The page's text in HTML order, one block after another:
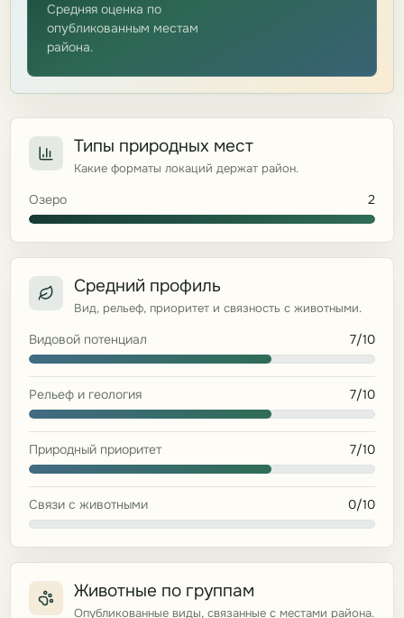
Средняя оценка по
опубликованным местам
района.
Типы природных мест
Какие форматы локаций держат район.
Озеро 2
Средний профиль
Вид, рельеф, приоритет и связность с животными.
Видовой потенциал 7/10
Рельеф и геология 7/10
Природный приоритет 7/10
Связи с животными 0/10
Животные по группам
Опубликованные виды, связанные с местами района.